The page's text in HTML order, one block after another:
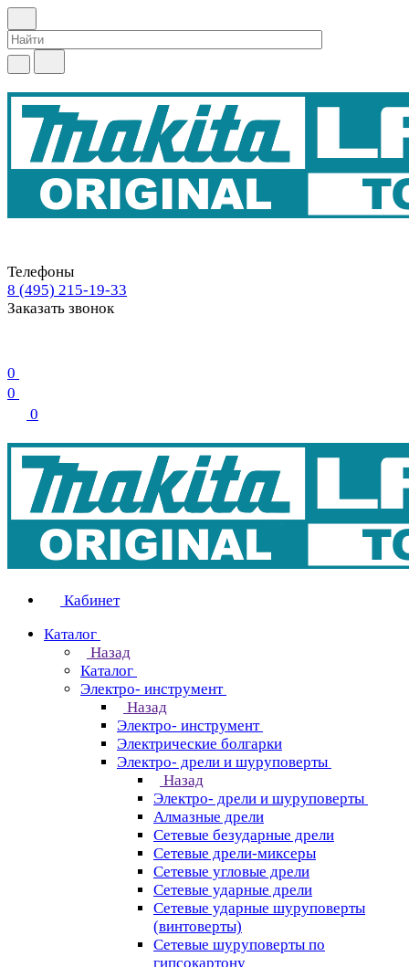
Телефоны
8 (495) 215-19-33
Заказать звонок
0
0
0
Кабинет
Каталог
Назад
Каталог
Электро- инструмент
Назад
Электро- инструмент
Электрические болгарки
Электро- дрели и шуруповерты
Назад
Электро- дрели и шуруповерты
Алмазные дрели
Сетевые безударные дрели
Сетевые дрели-миксеры
Сетевые угловые дрели
Сетевые ударные дрели
Сетевые ударные шуруповерты
(винтоверты)
Сетевые шуруповерты по
гипсокартону